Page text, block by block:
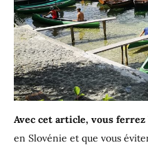
Avec cet article, vous
en Slovénie et que vous